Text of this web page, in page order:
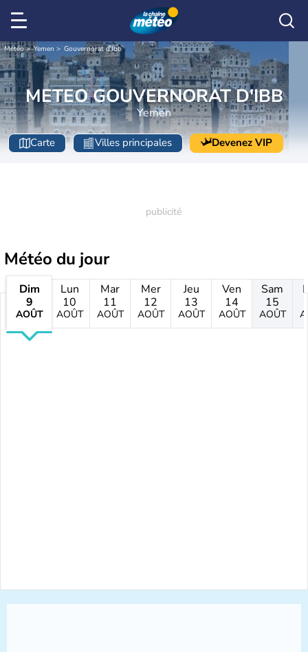
Météo Yemen Gouvernorat d'Ibb
METEO GOUVERNORAT D'IBB
Yemen
Carte Villes principales Devenez VIP
Météo du jour
Dim
9
AOÛT
Lun
10
AOÛT
Mar
11
AOÛT
Mer
12
AOÛT
Jeu
13
AOÛT
Ven
14
AOÛT
Sam
15
AOÛT